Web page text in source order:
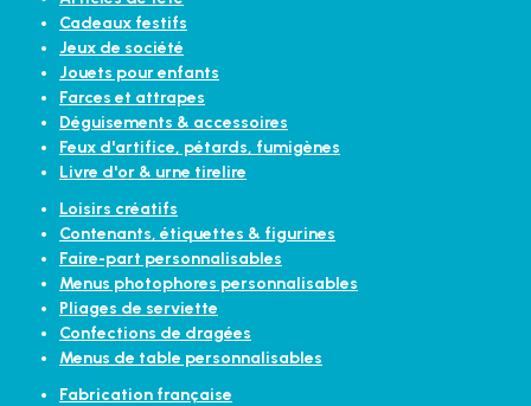
Cadeaux festifs
Jeux de société
Jouets pour enfants
Farces et attrapes
Déguisements & accessoires
Feux d'artifice, pétards, fumigènes
Livre d'or & urne tirelire
Loisirs créatifs
Contenants, étiquettes & figurines
Faire-part personnalisables
Menus photophores personnalisables
Pliages de serviette
Confections de dragées
Menus de table personnalisables
Fabrication française